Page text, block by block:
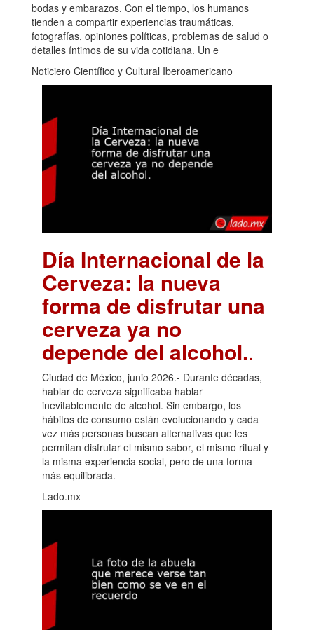
bodas y embarazos. Con el tiempo, los humanos
tienden a compartir experiencias traumáticas,
fotografías, opiniones políticas, problemas de salud o
detalles íntimos de su vida cotidiana. Un e
Noticiero Científico y Cultural Iberoamericano
Día Internacional de la
Cerveza: la nueva
forma de disfrutar una
cerveza ya no
depende del alcohol..
Ciudad de México, junio 2026.- Durante décadas,
hablar de cerveza significaba hablar
inevitablemente de alcohol. Sin embargo, los
hábitos de consumo están evolucionando y cada
vez más personas buscan alternativas que les
permitan disfrutar el mismo sabor, el mismo ritual y
la misma experiencia social, pero de una forma
más equilibrada.
Lado.mx